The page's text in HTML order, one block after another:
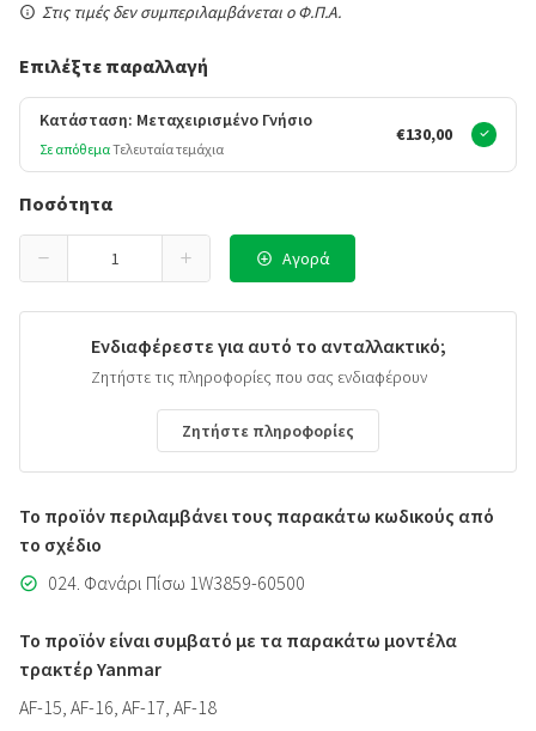
Στις τιμές δεν συμπεριλαμβάνεται ο Φ.Π.Α.
Επιλέξτε παραλλαγή
Κατάσταση: Μεταχειρισμένο Γνήσιο
Σε απόθεμαΤελευταία τεμάχια
€130,00
Ποσότητα
Αγορά
Ενδιαφέρεστε για αυτό το ανταλλακτικό;
Ζητήστε τις πληροφορίες που σας ενδιαφέρουν
Ζητήστε πληροφορίες
Το προϊόν περιλαμβάνει τους παρακάτω κωδικούς από
το σχέδιο
024. Φανάρι Πίσω 1W3859-60500
Το προϊόν είναι συμβατό με τα παρακάτω μοντέλα
τρακτέρ Yanmar
AF-15, AF-16, AF-17, AF-18